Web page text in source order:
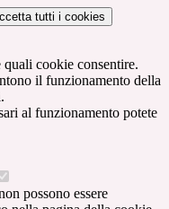
tutti i cookies
quali cookie consentire.
il funzionamento della
al funzionamento potete
possono essere